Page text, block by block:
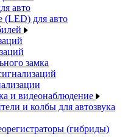
авто
(LED) для авто
замка
и видеонаблюдение
и колбы для автозвука
(гибриды)